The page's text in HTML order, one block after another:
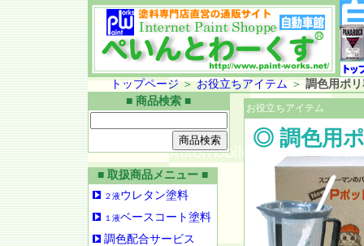
トップページ ＞ お役立ちアイテム ＞ 調色用ポ
■ 商品検索 ■
■ 取扱商品メニュー ■
２液ウレタン塗料
１液ベースコート塗料
調色配合サービス
お役立ちアイテム
◎ 調色用